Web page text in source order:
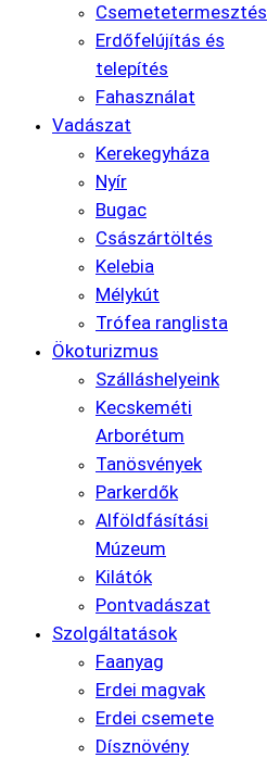
Csemetetermesztés
Erdőfelújítás és
telepítés
Fahasználat
Vadászat
Kerekegyháza
Nyír
Bugac
Császártöltés
Kelebia
Mélykút
Trófea ranglista
Ökoturizmus
Szálláshelyeink
Kecskeméti
Arborétum
Tanösvények
Parkerdők
Alföldfásítási
Múzeum
Kilátók
Pontvadászat
Szolgáltatások
Faanyag
Erdei magvak
Erdei csemete
Dísznövény